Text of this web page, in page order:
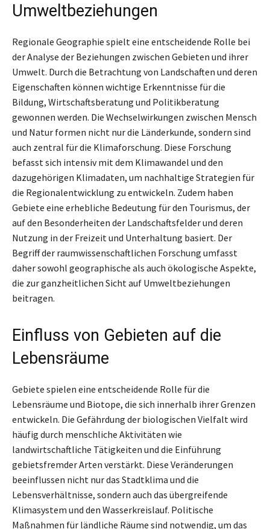
Umweltbeziehungen
Regionale Geographie spielt eine entscheidende Rolle bei
der Analyse der Beziehungen zwischen Gebieten und ihrer
Umwelt. Durch die Betrachtung von Landschaften und deren
Eigenschaften können wichtige Erkenntnisse für die
Bildung, Wirtschaftsberatung und Politikberatung
gewonnen werden. Die Wechselwirkungen zwischen Mensch
und Natur formen nicht nur die Länderkunde, sondern sind
auch zentral für die Klimaforschung. Diese Forschung
befasst sich intensiv mit dem Klimawandel und den
dazugehörigen Klimadaten, um nachhaltige Strategien für
die Regionalentwicklung zu entwickeln. Zudem haben
Gebiete eine erhebliche Bedeutung für den Tourismus, der
auf den Besonderheiten der Landschaftsfelder und deren
Nutzung in der Freizeit und Unterhaltung basiert. Der
Begriff der raumwissenschaftlichen Forschung umfasst
daher sowohl geographische als auch ökologische Aspekte,
die zur ganzheitlichen Sicht auf Umweltbeziehungen
beitragen.
Einfluss von Gebieten auf die
Lebensräume
Gebiete spielen eine entscheidende Rolle für die
Lebensräume und Biotope, die sich innerhalb ihrer Grenzen
entwickeln. Die Gefährdung der biologischen Vielfalt wird
häufig durch menschliche Aktivitäten wie
landwirtschaftliche Tätigkeiten und die Einführung
gebietsfremder Arten verstärkt. Diese Veränderungen
beeinflussen nicht nur das Stadtklima und die
Lebensverhältnisse, sondern auch das übergreifende
Klimasystem und den Wasserkreislauf. Politische
Maßnahmen für ländliche Räume sind notwendig, um das